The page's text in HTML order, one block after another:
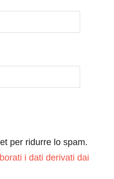
per ridurre lo spam.
i dati derivati dai